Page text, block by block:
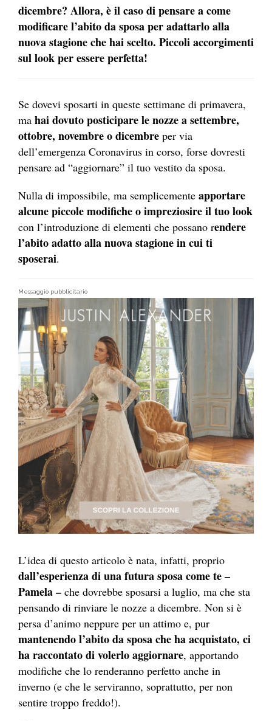
dicembre? Allora, è il caso di pensare a come
modificare l’abito da sposa per adattarlo alla
nuova stagione che hai scelto. Piccoli accorgimenti
sul look per essere perfetta!
Se dovevi sposarti in queste settimane di primavera,
ma hai dovuto posticipare le nozze a settembre,
ottobre, novembre o dicembre per via
dell’emergenza Coronavirus in corso, forse dovresti
pensare ad “aggiornare” il tuo vestito da sposa.
Nulla di impossibile, ma semplicemente apportare
alcune piccole modifiche o impreziosire il tuo look
con l’introduzione di elementi che possano rendere
l’abito adatto alla nuova stagione in cui ti
sposerai.
Messaggio pubblicitario
L’idea di questo articolo è nata, infatti, proprio
dall’esperienza di una futura sposa come te –
Pamela – che dovrebbe sposarsi a luglio, ma che sta
pensando di rinviare le nozze a dicembre. Non si è
persa d’animo neppure per un attimo e, pur
mantenendo l’abito da sposa che ha acquistato, ci
ha raccontato di volerlo aggiornare, apportando
modifiche che lo renderanno perfetto anche in
inverno (e che le serviranno, soprattutto, per non
sentire troppo freddo!).